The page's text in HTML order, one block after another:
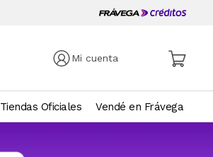
Mi cuenta
Tiendas Oficiales Vendé en Frávega